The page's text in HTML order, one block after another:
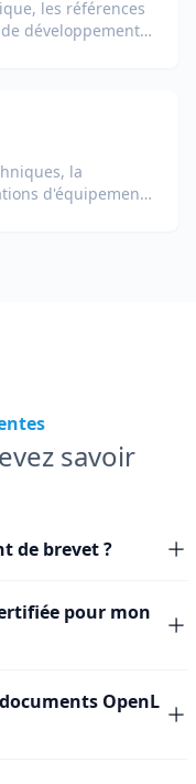
les références
développement
la
d'équipement
savoir
de brevet ?
pour mon
OpenL